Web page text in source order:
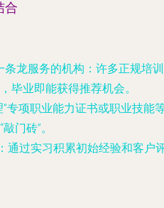
合
条龙服务的机构 ：许多正规培训
毕业即能获得推荐机会。
”专项职业能力证书或职业技能
门砖”。
：通过实习积累初始经验和客户